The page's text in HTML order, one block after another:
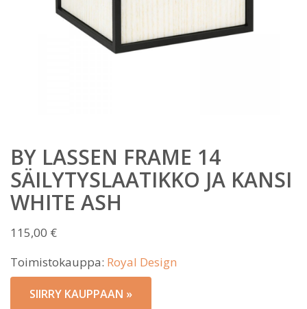
BY LASSEN FRAME 14
SÄILYTYSLAATIKKO JA KANSI
WHITE ASH
115,00 €
Toimistokauppa: Royal Design
SIIRRY KAUPPAAN »